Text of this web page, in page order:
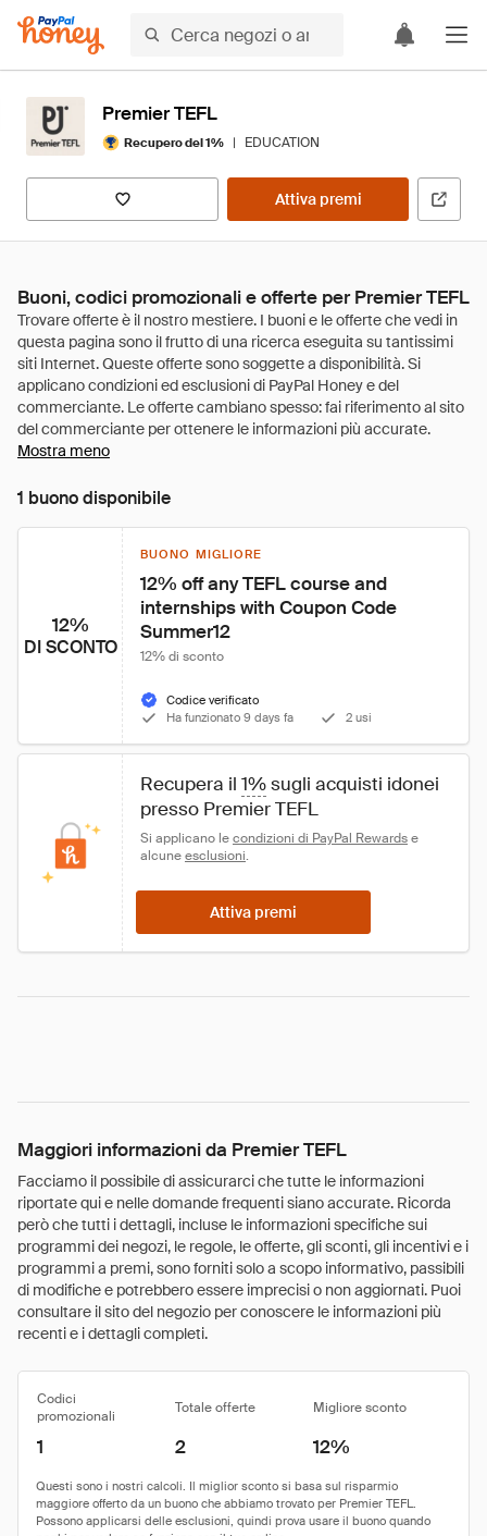
Premier TEFL
Recupero del 1% | EDUCATION
Attiva premi
Buoni, codici promozionali e offerte per Premier TEFL
Mostra meno
1 buono disponibile
12%
DI SCONTO
BUONO MIGLIORE
12% off any TEFL course and
internships with Coupon Code
Summer12
12% di sconto
Codice verificato
Ha funzionato 9 days fa
2 usi
Recupera il 1% sugli acquisti idonei
presso Premier TEFL
Si applicano le condizioni di PayPal Rewards e
alcune esclusioni.
Attiva premi
Maggiori informazioni da Premier TEFL
Facciamo il possibile di assicurarci che tutte le informazioni
riportate qui e nelle domande frequenti siano accurate. Ricorda
però che tutti i dettagli, incluse le informazioni specifiche sui
programmi dei negozi, le regole, le offerte, gli sconti, gli incentivi e i
programmi a premi, sono forniti solo a scopo informativo, passibili
di modifiche e potrebbero essere imprecisi o non aggiornati. Puoi
consultare il sito del negozio per conoscere le informazioni più
recenti e i dettagli completi.
Codici
promozionali
Totale offerte Migliore sconto
1 2 12%